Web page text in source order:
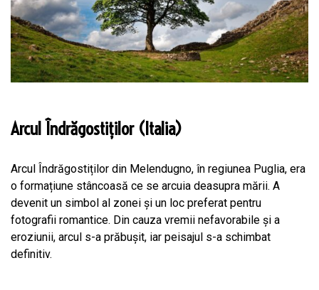
Arcul Îndrăgostiților (Italia)
Arcul Îndrăgostiților din Melendugno, în regiunea Puglia, era
o formațiune stâncoasă ce se arcuia deasupra mării. A
devenit un simbol al zonei și un loc preferat pentru
fotografii romantice. Din cauza vremii nefavorabile și a
eroziunii, arcul s-a prăbușit, iar peisajul s-a schimbat
definitiv.